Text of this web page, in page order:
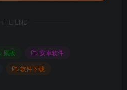
THE END
原版
安卓软件
软件下载